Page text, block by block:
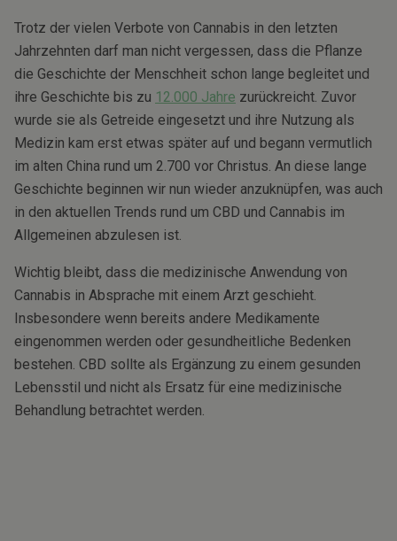
Trotz der vielen Verbote von Cannabis in den letzten
Jahrzehnten darf man nicht vergessen, dass die Pflanze
die Geschichte der Menschheit schon lange begleitet und
ihre Geschichte bis zu 12.000 Jahre zurückreicht. Zuvor
wurde sie als Getreide eingesetzt und ihre Nutzung als
Medizin kam erst etwas später auf und begann vermutlich
im alten China rund um 2.700 vor Christus. An diese lange
Geschichte beginnen wir nun wieder anzuknüpfen, was auch
in den aktuellen Trends rund um CBD und Cannabis im
Allgemeinen abzulesen ist.
Wichtig bleibt, dass die medizinische Anwendung von
Cannabis in Absprache mit einem Arzt geschieht.
Insbesondere wenn bereits andere Medikamente
eingenommen werden oder gesundheitliche Bedenken
bestehen. CBD sollte als Ergänzung zu einem gesunden
Lebensstil und nicht als Ersatz für eine medizinische
Behandlung betrachtet werden.